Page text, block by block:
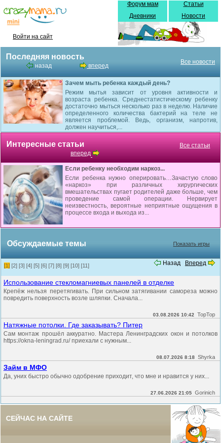
Войти на сайт
Форум мам
Дневники
Статьи
Новости
Последняя новость
назад вперед
Все новости
Зачем мыть ребенка каждый день?
Режим мытья зависит от уровня активности и
возраста ребенка. Среднестатистическому ребенку
достаточно мыться несколько раз в неделю. Наличие
определенного количества бактерий на теле не
является проблемой. Ведь, организм, напротив,
должен научиться,...
Интересные статьи
вперед
Все статьи
Если ребенку необходим наркоз...
Если ребенка нужно оперировать…Зачастую слово
«наркоз» при различных хирургических
вмешательствах пугает родителей даже больше, чем
проведение самой операции. Нервирует
неизвестность, вероятные неприятные ощущения в
процессе входа и выхода из...
Обсуждаемые темы Показать игры
Назад Вперед
[1] [2] [3] [4] [5] [6] [7] [8] [9] [10] [11]
Использование стекломагниевых панелей в отделке
Крепёж нельзя перетягивать. При сильном затягивании самореза можно
повредить поверхность возле шляпки. Сначала...
03.08.2026 10:42 TopTop
Натяжные потолки. Где заказывать? Питер
Сам монтаж прошёл аккуратно. Мастера Ленинградских окон и потолков
https://okna-leningrad.ru/ приехали с нужным...
08.07.2026 8:18 Shyrka
Займ в МФО
Да, уних быстро обычно одобрение приходит, что мне и нравится у них...
27.06.2026 21:05 Gorinich
СЕЙЧАС НА САЙТЕ